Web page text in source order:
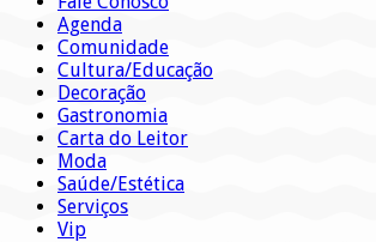
Agenda
Comunidade
Cultura/Educação
Decoração
Gastronomia
Carta do Leitor
Moda
Saúde/Estética
Serviços
Vip